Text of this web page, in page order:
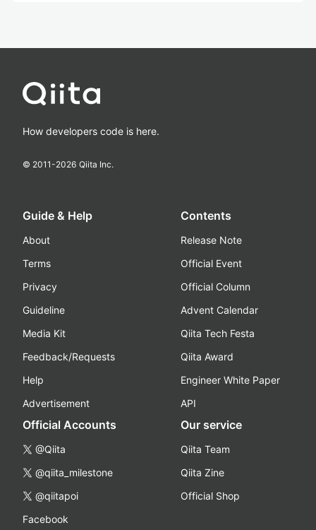
How developers code is here.
© 2011-2026 Qiita Inc.
Guide & Help
About
Terms
Privacy
Guideline
Media Kit
Feedback/Requests
Help
Advertisement
Contents
Release Note
Official Event
Official Column
Advent Calendar
Qiita Tech Festa
Qiita Award
Engineer White Paper
API
Official Accounts
@Qiita
@qiita_milestone
@qiitapoi
Facebook
Our service
Qiita Team
Qiita Zine
Official Shop